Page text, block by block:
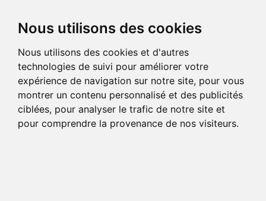
Nous utilisons des cookies
Nous utilisons des cookies et d'autres
technologies de suivi pour améliorer votre
expérience de navigation sur notre site, pour vous
montrer un contenu personnalisé et des publicités
ciblées, pour analyser le trafic de notre site et
pour comprendre la provenance de nos visiteurs.